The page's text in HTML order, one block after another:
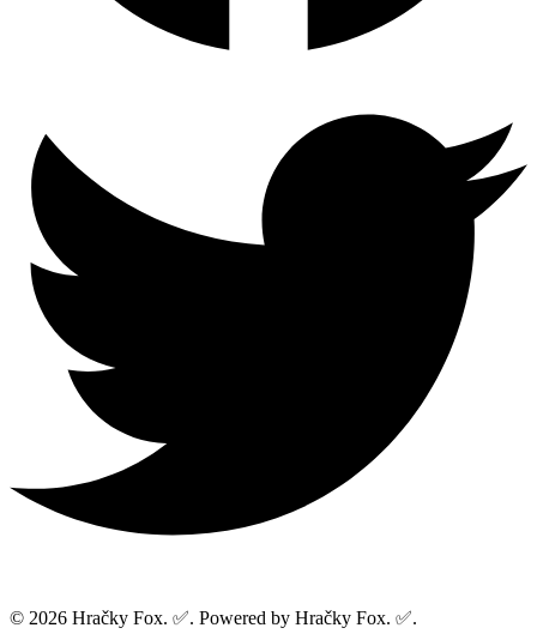
© 2026 Hračky Fox. ✅. Powered by Hračky Fox. ✅.